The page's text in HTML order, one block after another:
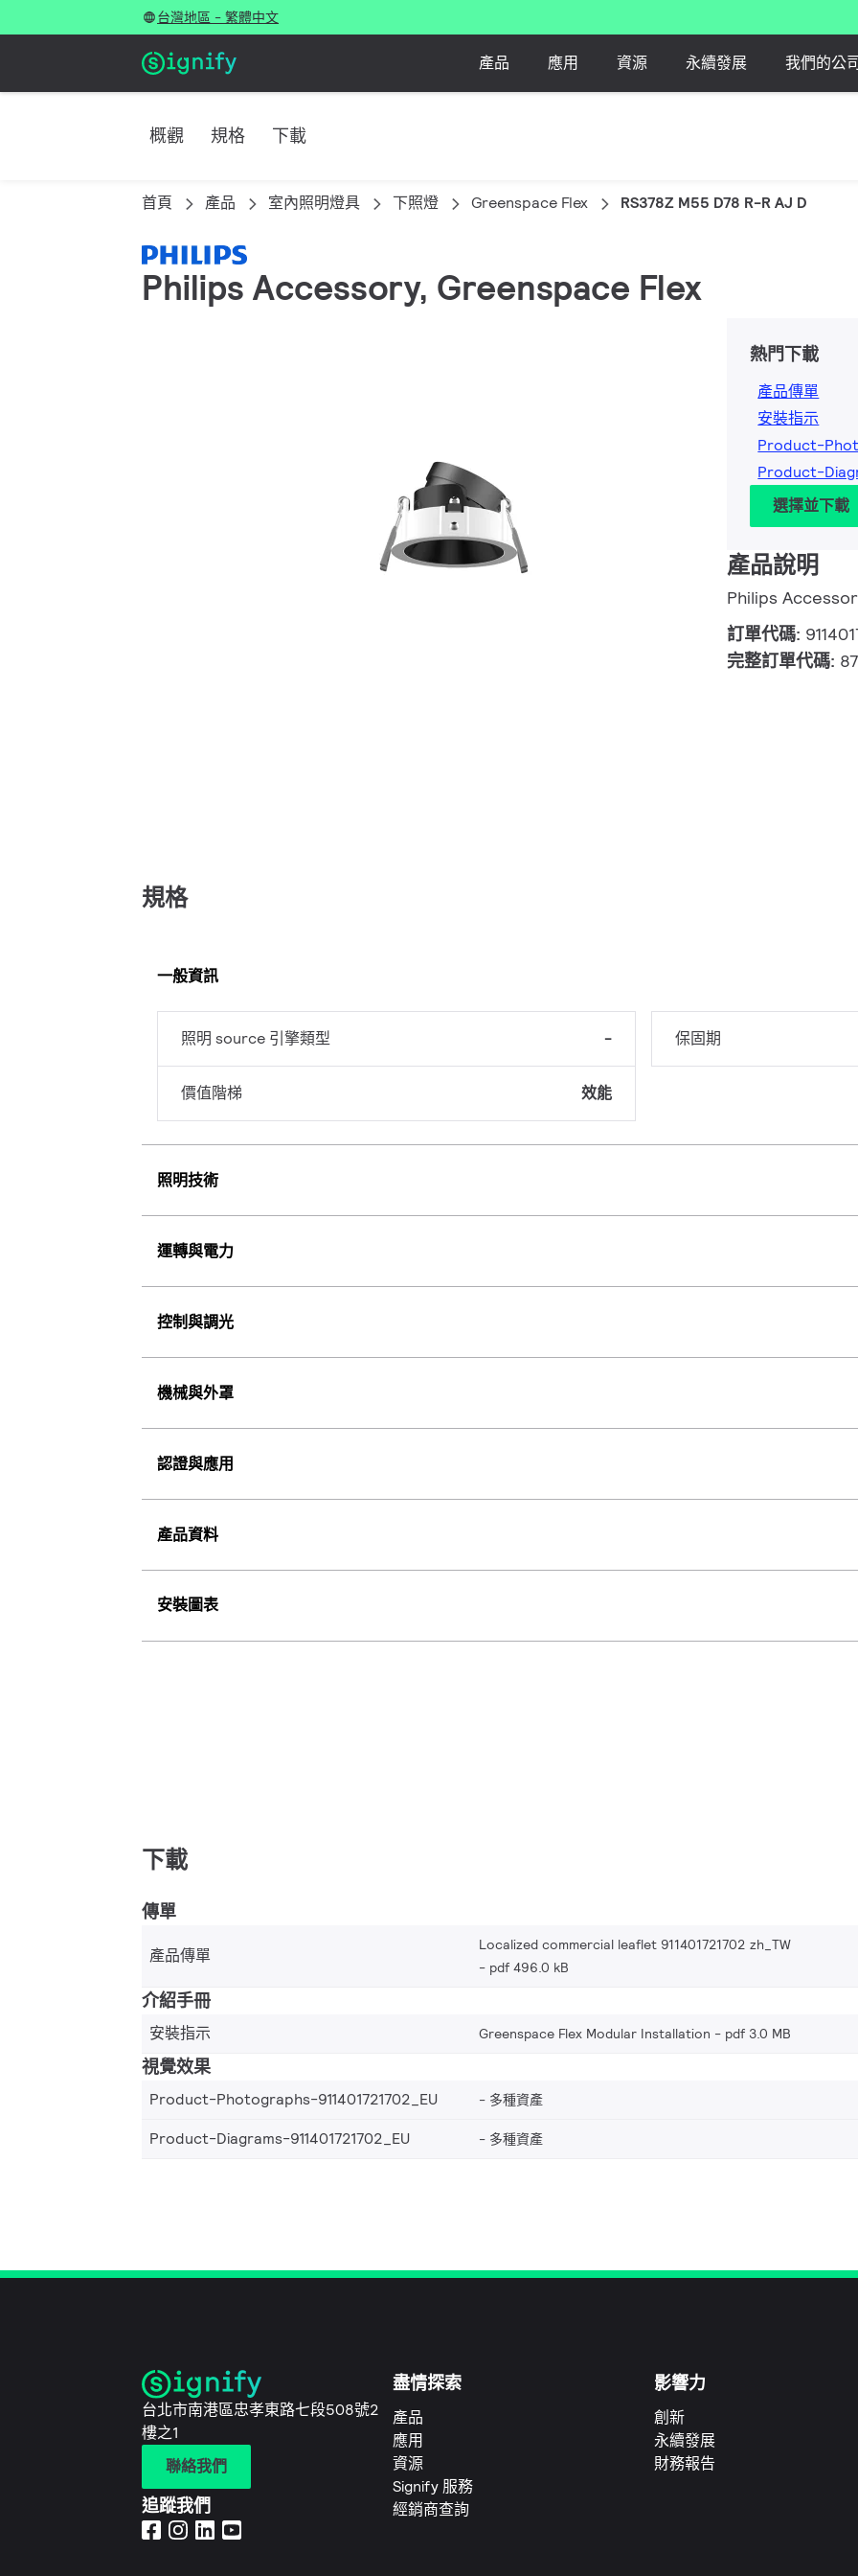
台灣地區 - 繁體中文
產品 應用 資源 永續發展 我們的公
概觀 規格 下載
首頁 產品 室內照明燈具 下照燈 Greenspace Flex RS378Z M55 D78 R-R AJ D
Philips Accessory, Greenspace Flex
熱門下載
產品傳單
安裝指示
Product-
Product-
選擇並下載
產品說明
Philips
訂單代碼:
完整訂單代碼:
規格
一般資訊
照明 source 引擎類型 -
價值階梯 效能
保固期
照明技術
運轉與電力
控制與調光
機械與外罩
認證與應用
產品資料
安裝圖表
下載
傳單
產品傳單
Localized commercial leaflet 911401721702 zh_TW
pdf 496.0 kB
介紹手冊
安裝指示 Greenspace Flex Modular Installation pdf 3.0 MB
視覺效果
Product-Photographs-911401721702_EU 多種資產
Product-Diagrams-911401721702_EU
多種資產
台北市南港區忠孝東路七段508號2
樓之1
聯絡我們
追蹤我們
盡情探索
產品
應用
資源
Signify 服務
經銷商查詢
影響力
創新
永續發展
財務報告